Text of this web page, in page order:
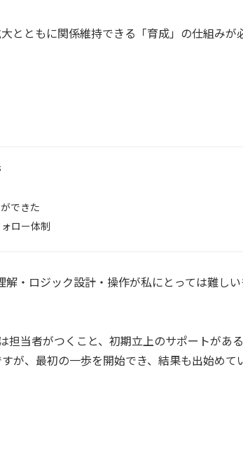
とともに関係維持できる「育成」の仕組みが
できた
ロー体制
・ロジック設計・操作が私にとっては難し
当者がつくこと、初期立上のサポートがあ
が、最初の一歩を開始でき、結果も出始めて